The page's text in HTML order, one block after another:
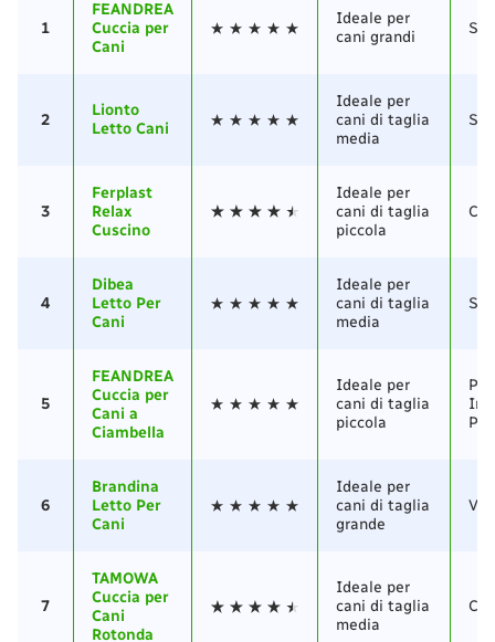
1
FEANDREA
Cuccia per
Cani
Ideale per
cani grandi
2
Lionto
Letto Cani
Ideale per
cani di taglia
media
3
Ferplast
Relax
Cuscino
Ideale per
cani di taglia
piccola
4
Dibea
Letto Per
Cani
Ideale per
cani di taglia
media
5
FEANDREA
Cuccia per
Cani a
Ciambella
Ideale per
cani di taglia
piccola
PP
6
Brandina
Letto Per
Cani
Ideale per
cani di taglia
grande
7
TAMOWA
Cuccia per
Cani
Rotonda
Ideale per
cani di taglia
media